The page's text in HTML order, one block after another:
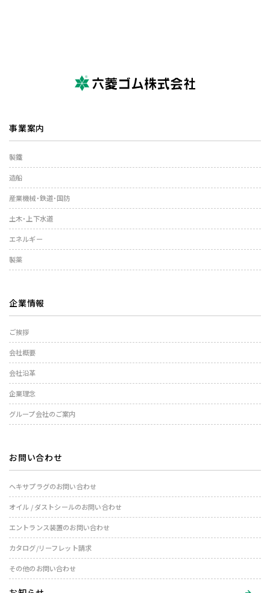
事業案内
製鐵
造船
産業機械・鉄道・国防
土木・上下水道
エネルギー
製薬
企業情報
ご挨拶
会社概要
会社沿革
企業理念
グループ会社のご案内
お問い合わせ
ヘキサプラグのお問い合わせ
オイル / ダストシールのお問い合わせ
エントランス装置のお問い合わせ
カタログ/リーフレット請求
その他のお問い合わせ